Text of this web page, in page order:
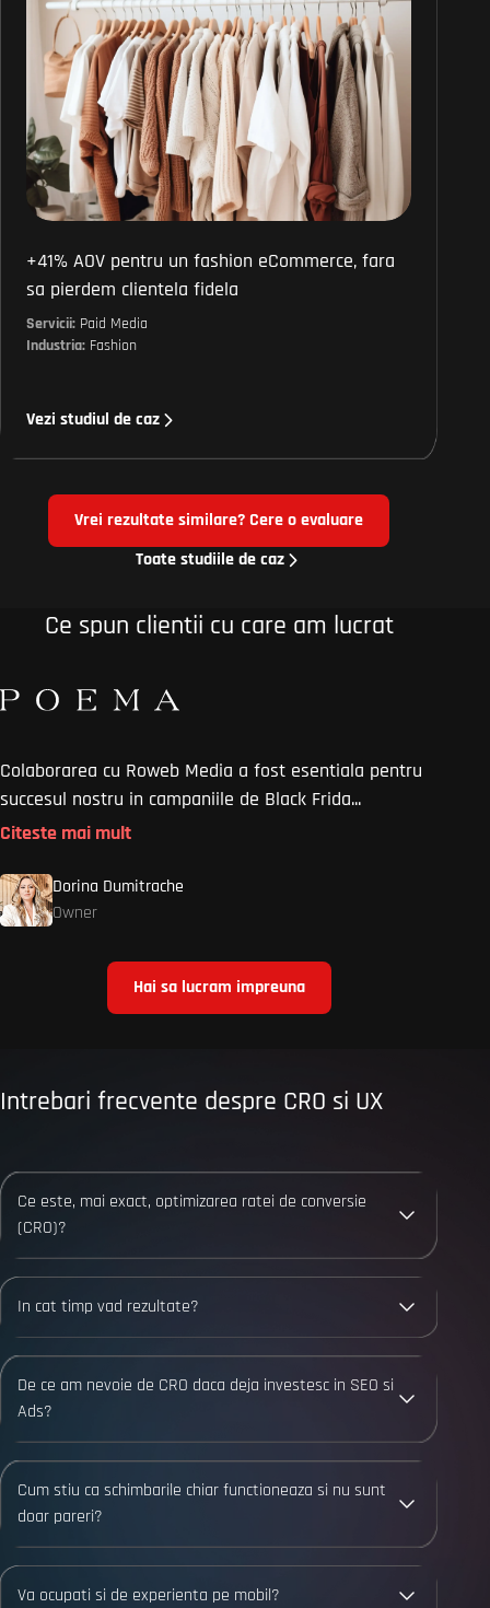
+41% AOV pentru un fashion eCommerce, fara
sa pierdem clientela fidela
Servicii: Paid Media
Industria: Fashion
Vezi studiul de caz
Vrei rezultate similare? Cere o evaluare
Toate studiile de caz
Ce spun clientii cu care am lucrat
Colaborarea cu Roweb Media a fost esentiala pentru
succesul nostru in campaniile de Black Frida...
Citeste mai mult
Dorina Dumitrache
Owner
Hai sa lucram impreuna
Intrebari frecvente despre CRO si UX
Ce este, mai exact, optimizarea ratei de conversie
(CRO)?
In cat timp vad rezultate?
De ce am nevoie de CRO daca deja investesc in SEO si
Ads?
Cum stiu ca schimbarile chiar functioneaza si nu sunt
doar pareri?
Va ocupati si de experienta pe mobil?